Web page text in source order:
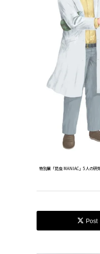
特別展「昆虫 MANIAC」5人の研
Post